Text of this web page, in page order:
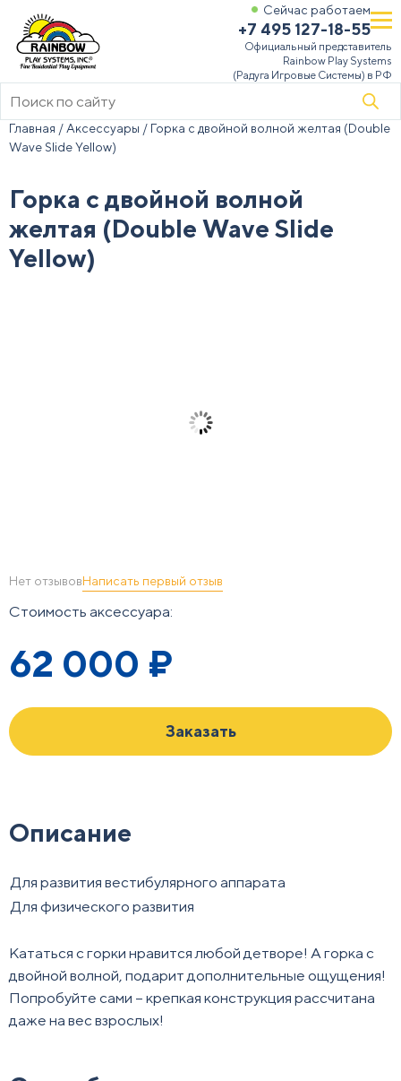
Сейчас работаем
+7 495 127-18-55
Официальный представитель
Rainbow Play Systems
(Радуга Игровые Системы) в РФ
Поиск
товаров
Главная / Аксессуары / Горка с двойной волной желтая (Double
Wave Slide Yellow)
Горка с двойной волной
желтая (Double Wave Slide
Yellow)
Нет отзывовНаписать первый отзыв
Стоимость аксессуара:
62 000 ₽
Заказать
Описание
Для развития вестибулярного аппарата
Для физического развития
Кататься с горки нравится любой детворе! А горка с
двойной волной, подарит дополнительные ощущения!
Попробуйте сами – крепкая конструкция рассчитана
даже на вес взрослых!